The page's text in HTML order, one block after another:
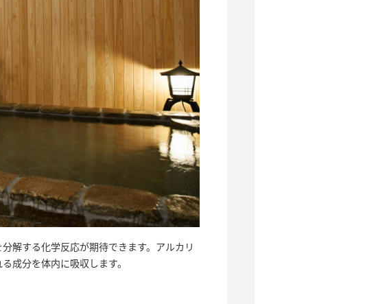
解する化学反応が期待できます。アルカリ
成分を体内に吸収します。